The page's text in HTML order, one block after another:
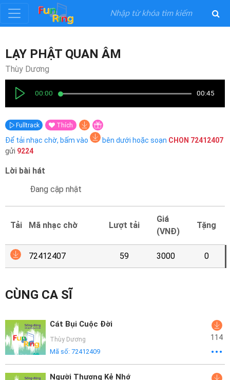
Đăng
ký
nhập
Thể
Loại
Nghệ
Mại
Hướng
Funring
Nghiệp
LẠY PHẬT QUAN ÂM
Thùy Dương
00:00 00:45
Fulltrack Thích
Để tải nhạc chờ, bấm vào bên dưới hoặc soạn CHON 72412407
gửi 9224
Lời bài hát
Đang cập nhật
Tải Mã nhạc chờ Lượt tải
Giá
(VNĐ)
Tặng
72412407 59 3000 0
CÙNG CA SĨ
Cát Bụi Cuộc Đời
Thùy Dương
Mã số: 72412409
114
Người Thương Kẻ Nhớ